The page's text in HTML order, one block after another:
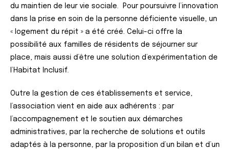
du maintien de leur vie sociale. Pour poursuivre l’innovation
dans la prise en soin de la personne déficiente visuelle, un
« logement du répit » a été créé. Celui-ci offre la
possibilité aux familles de résidents de séjourner sur
place, mais aussi d’être une solution d’expérimentation de
l’Habitat Inclusif.
Outre la gestion de ces établissements et service,
l’association vient en aide aux adhérents : par
l’accompagnement et le soutien aux démarches
administratives, par la recherche de solutions et outils
adaptés à la personne, par la proposition d’un bilan et d’un